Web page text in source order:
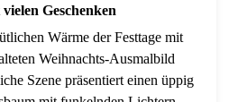
Geschenken
Wärme der Festtage mit
Weihnachts-Ausmalbild
Szene präsentiert einen üppig